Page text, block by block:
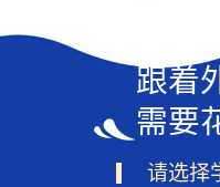
跟着
需要
请选择